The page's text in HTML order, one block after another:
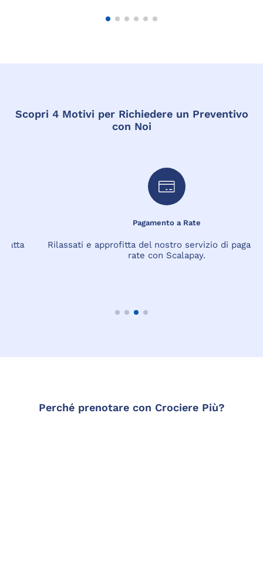
Scopri 4 Motivi per Richiedere un Preventivo
con Noi
Pagamento a Rate
Rilassati e approfitta del nostro servizio di pagamento a
rate con Scalapay.
Perché prenotare con Crociere Più?